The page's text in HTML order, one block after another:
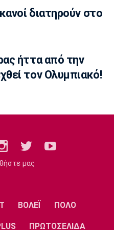
και γκολ στο
μεταδόσεις της
διατηρούν στο
ήττα από την
τον Ολυμπιακό!
μας
ΒΟΛΕΪ ΠΟΛΟ
ΠΡΩΤΟΣΕΛΙΔΑ